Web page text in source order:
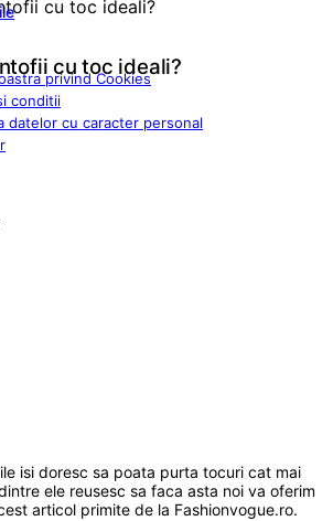
privind Cookies
conditii
datelor cu caracter personal
cu toc ideali?
isi doresc sa poata purta tocuri cat mai
ele reusesc sa faca asta noi va oferim
articol primite de la Fashionvogue.ro.